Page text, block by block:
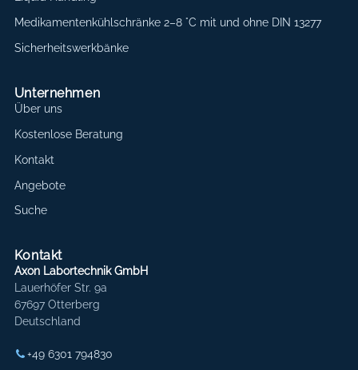
Medikamentenkühlschränke 2–8 °C mit und ohne DIN 13277
Sicherheitswerkbänke
Unternehmen
Über uns
Kostenlose Beratung
Kontakt
Angebote
Suche
Kontakt
Axon Labortechnik GmbH
Lauerhöfer Str. 9a
67697 Otterberg
Deutschland
+49 6301 794830